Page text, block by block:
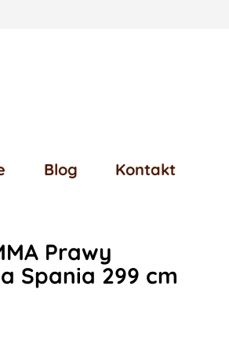
Blog Kontakt
Prawy
Spania 299 cm